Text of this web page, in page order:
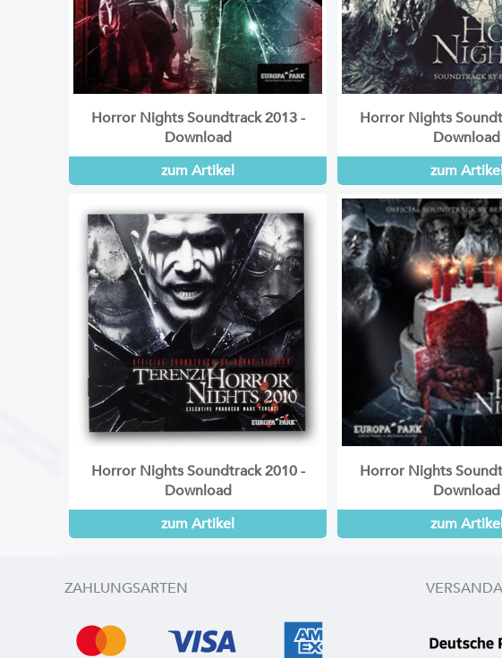
Horror Nights Soundtrack 2013 -
Download
zum Artikel
Horror Nights
Download
zum
Horror Nights Soundtrack 2010 -
Download
zum Artikel
Horror Nights
Download
zum
ZAHLUNGSARTEN